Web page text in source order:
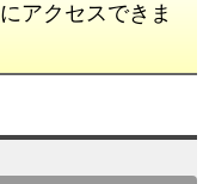
アクセスできま